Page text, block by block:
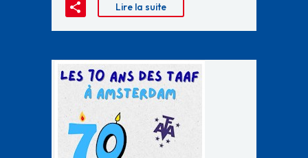
Lire la suite